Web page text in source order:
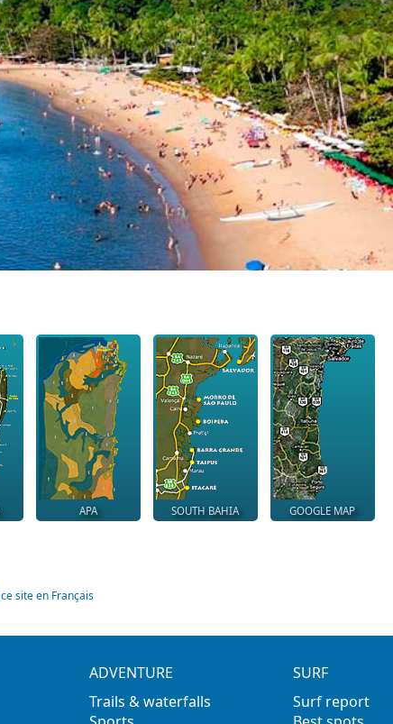
APA SOUTH BAHIA GOOGLE MAP
ce site en Français
ADVENTURE
Trails & waterfalls
SURF
Surf report